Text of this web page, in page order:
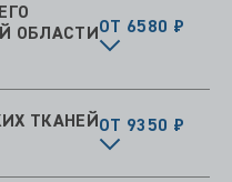
ОБЛАСТИ ОТ 6580 ₽
ТКАНЕЙ ОТ 9350 ₽